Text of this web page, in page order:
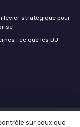
levier stratégique pour
: ce que les DJ
Grande
sur ceux que